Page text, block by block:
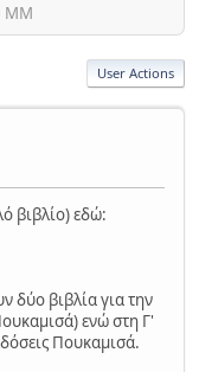
ΜΜ
User Actions
βιβλίο) εδώ:
δύο βιβλία για την
ενώ στη Γ'
Πουκαμισά.